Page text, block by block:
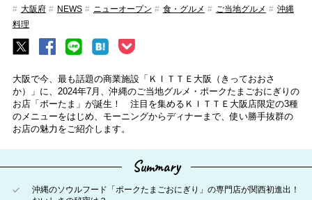
大阪府 NEWS ニューオープン 食・グルメ ご当地グルメ
沖縄
料理
大阪で今、最も話題の商業施設「ＫＩＴＴＥ大阪（きっておおさ
か）」に、2024年7月、沖縄のご当地グルメ・ポークたまごおにぎりの
お店「ポーたま」が誕生！ 注目を集めるＫＩＴＴＥ大阪店限定の3種
のメニューをはじめ、モーニングからディナーまで、使い勝手抜群の
お店の魅力をご紹介します。
Summary
沖縄のソウルフード「ポークたまごおにぎり」の専門店が関西初進出！